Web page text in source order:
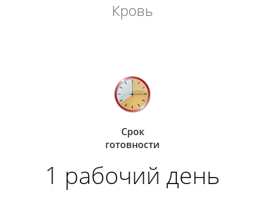
Кровь
Срок
готовности
1 рабочий день